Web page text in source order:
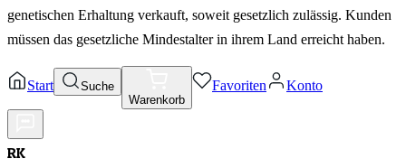
genetischen Erhaltung verkauft, soweit gesetzlich zulässig. Kunden
müssen das gesetzliche Mindestalter in ihrem Land erreicht haben.
Start
Suche
Warenkorb
Favoriten Konto
RK